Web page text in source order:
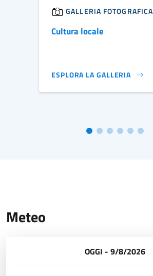
GALLERIA FOTOGRAFICA
Cultura locale
ESPLORA LA GALLERIA
IMMAGINE DI COPERTINA
Meteo
OGGI - 9/8/2026